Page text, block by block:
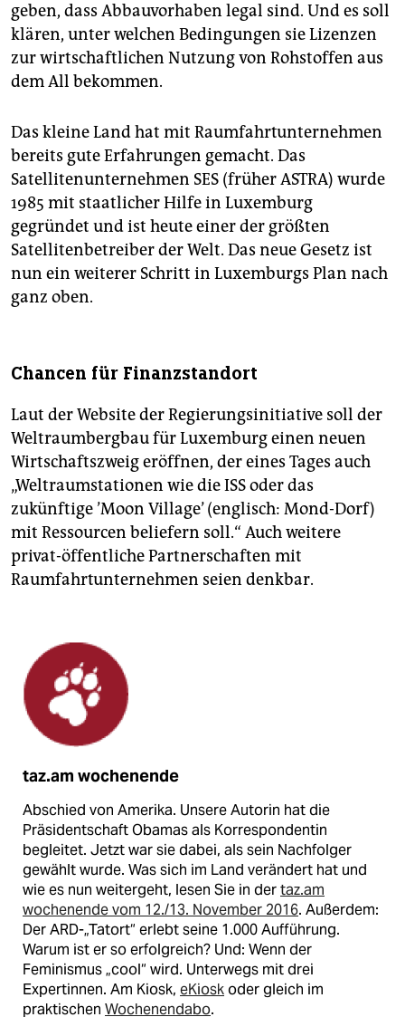
geben, dass Abbauvorhaben legal sind. Und es soll
klären, unter welchen Bedingungen sie Lizenzen
zur wirtschaftlichen Nutzung von Rohstoffen aus
dem All bekommen.
Das kleine Land hat mit Raumfahrtunternehmen
bereits gute Erfahrungen gemacht. Das
Satellitenunternehmen SES (früher ASTRA) wurde
1985 mit staatlicher Hilfe in Luxemburg
gegründet und ist heute einer der größten
Satellitenbetreiber der Welt. Das neue Gesetz ist
nun ein weiterer Schritt in Luxemburgs Plan nach
ganz oben.
Chancen für Finanzstandort
Laut der Website der Regierungsinitiative soll der
Weltraumbergbau für Luxemburg einen neuen
Wirtschaftszweig eröffnen, der eines Tages auch
„Weltraumstationen wie die ISS oder das
zukünftige ’Moon Village’ (englisch: Mond-Dorf)
mit Ressourcen beliefern soll.“ Auch weitere
privat-öffentliche Partnerschaften mit
Raumfahrtunternehmen seien denkbar.
taz.am wochenende
Abschied von Amerika. Unsere Autorin hat die
Präsidentschaft Obamas als Korrespondentin
begleitet. Jetzt war sie dabei, als sein Nachfolger
gewählt wurde. Was sich im Land verändert hat und
wie es nun weitergeht, lesen Sie in dertaz.am
wochenende vom 12./13. November 2016. Außerdem:
Der ARD-„Tatort“ erlebt seine 1.000 Aufführung.
Warum ist er so erfolgreich? Und: Wenn der
Feminismus „cool“ wird. Unterwegs mit drei
Expertinnen. Am Kiosk, eKioskoder gleich im
praktischen Wochenendabo.